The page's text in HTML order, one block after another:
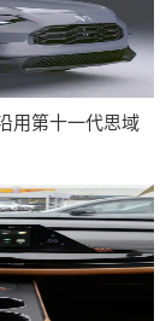
用第十一代思域